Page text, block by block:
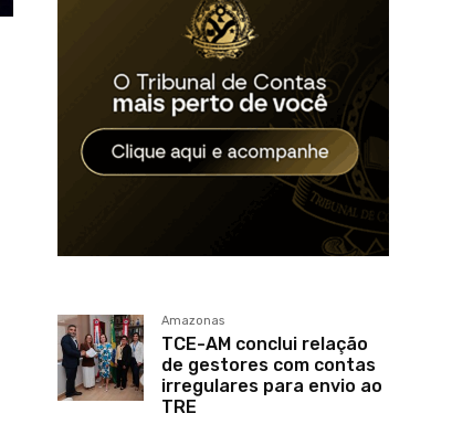
Amazonas
TCE-AM conclui relação
de gestores com contas
irregulares para envio ao
TRE